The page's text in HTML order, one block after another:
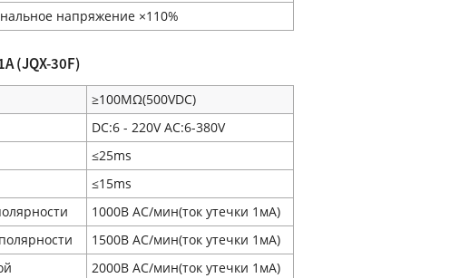
напряжение ×110%
(JQX-30F)
≥100MΩ(500VDC)
DC:6 - 220V AC:6-380V
≤25ms
≤15ms
1000В AC/мин(ток утечки 1мA)
1500В AC/мин(ток утечки 1мA)
2000В AC/мин(ток утечки 1мA)